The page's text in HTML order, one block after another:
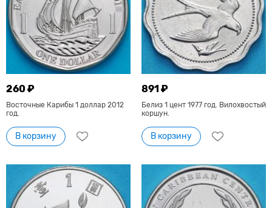
260 ₽
Восточные Карибы 1 доллар 2012
год.
В корзину
891 ₽
Белиз 1 цент 1977 год. Вилохвостый
коршун.
В корзину